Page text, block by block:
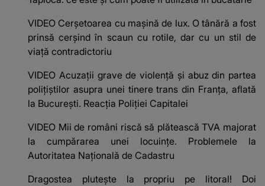
VIDEO Cerșetoarea cu mașină de lux. O tânără a fost
prinsă cerșind în scaun cu rotile, dar cu un stil de
viață contradictoriu
VIDEO Acuzații grave de violență și abuz din partea
polițiștilor asupra unei tinere trans din Franța, aflată
la București. Reacția Poliției Capitalei
VIDEO Mii de români riscă să plătească TVA majorat
la cumpărarea unei locuințe. Problemele la
Autoritatea Națională de Cadastru
Dragostea plutește la propriu pe litoral! Doi